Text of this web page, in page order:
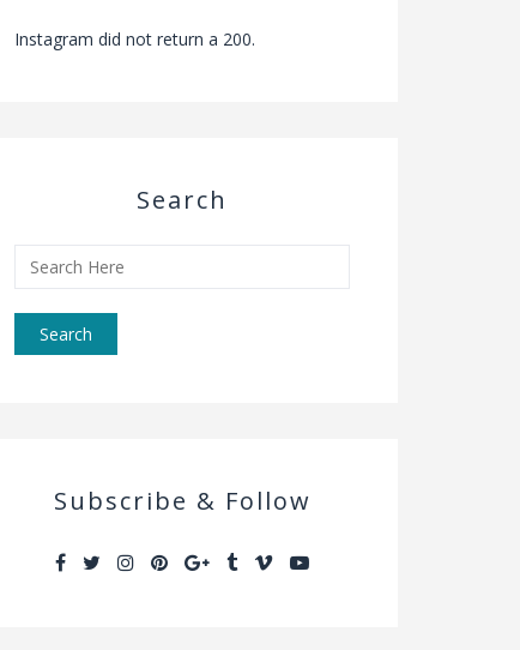
Instagram did not return a 200.
Search
Search
for:
Subscribe & Follow